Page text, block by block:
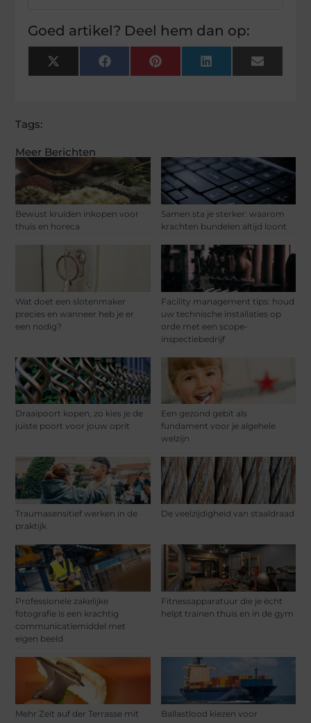
Meer Berichten
Bewust kruiden inkopen voor
thuis en horeca
Samen sta je sterker: waarom
krachten bundelen altijd loont
Wat doet een slotenmaker
precies en wanneer heb je er
een nodig?
Facility management tips: houd
uw technische installaties op
orde met een scope-
inspectiebedrijf
Draaipoort kopen, zo kies je de
juiste poort voor jouw oprit
Een gezond gebit als
fundament voor je algehele
welzijn
Traumasensitief werken in de
praktijk
De veelzijdigheid van staaldraad
Professionele zakelijke
fotografie is een krachtig
communicatiemiddel met
eigen beeld
Fitnessapparatuur die je écht
helpt trainen thuis en in de gym
Mehr Zeit auf der Terrasse mit
Ballastlood kiezen voor
Goed artikel? Deel hem dan op:
X
(Twitter)
FacebookPinterest LinkedIn Email
Tags: